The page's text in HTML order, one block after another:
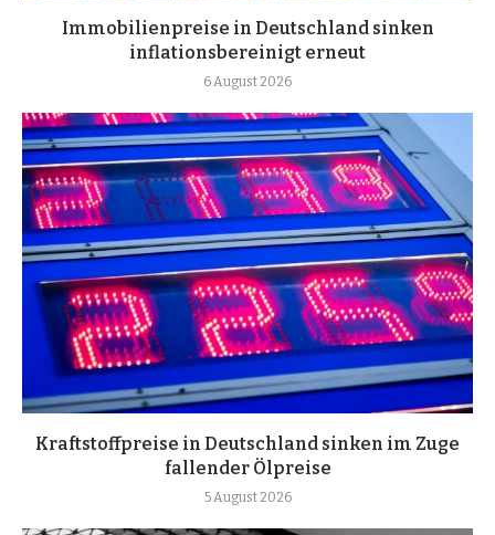
Immobilienpreise in Deutschland sinken
inflationsbereinigt erneut
6 August 2026
Kraftstoffpreise in Deutschland sinken im Zuge
fallender Ölpreise
5 August 2026